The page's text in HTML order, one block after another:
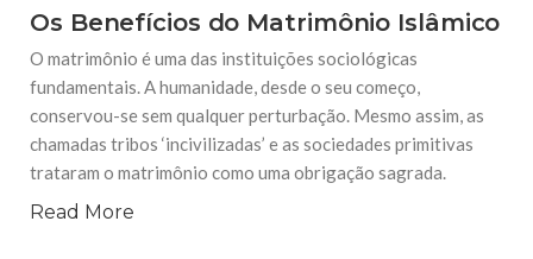
Os Benefícios do Matrimônio Islâmico
O matrimônio é uma das instituições sociológicas
fundamentais. A humanidade, desde o seu começo,
conservou-se sem qualquer perturbação. Mesmo assim, as
chamadas tribos ‘incivilizadas’ e as sociedades primitivas
trataram o matrimônio como uma obrigação sagrada.
Read More